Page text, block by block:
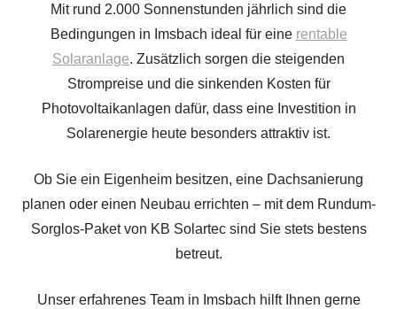
Mit rund 2.000 Sonnenstunden jährlich sind die
Bedingungen in Imsbach ideal für eine rentable
Solaranlage. Zusätzlich sorgen die steigenden
Strompreise und die sinkenden Kosten für
Photovoltaikanlagen dafür, dass eine Investition in
Solarenergie heute besonders attraktiv ist.
Ob Sie ein Eigenheim besitzen, eine Dachsanierung
planen oder einen Neubau errichten – mit dem Rundum-
Sorglos-Paket von KB Solartec sind Sie stets bestens
betreut.
Unser erfahrenes Team in Imsbach hilft Ihnen gerne